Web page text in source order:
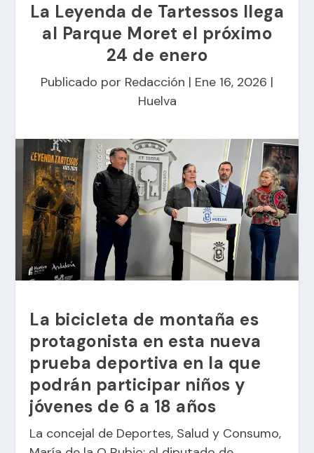
La Leyenda de Tartessos llega
al Parque Moret el próximo
24 de enero
Publicado por Redacción | Ene 16, 2026 |
Huelva
La bicicleta de montaña es
protagonista en esta nueva
prueba deportiva en la que
podrán participar niños y
jóvenes de 6 a 18 años
La concejal de Deportes, Salud y Consumo,